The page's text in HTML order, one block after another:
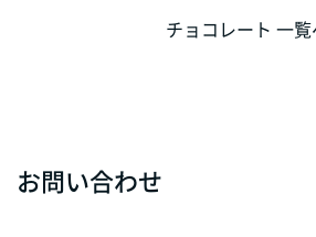
チョコレート 一覧
お問い合わせ